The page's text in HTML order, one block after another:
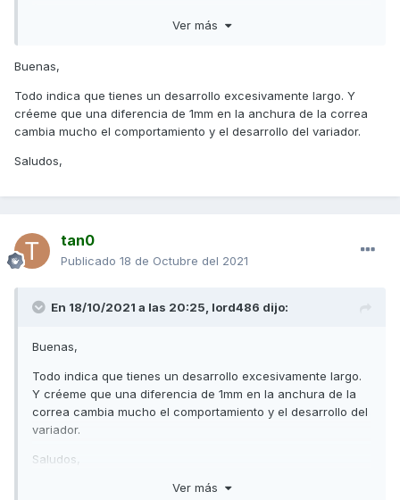
desarrollo muy largo y en pendientes le perdiera fuerza
los rodillos por unos de 14gr y ahora la llega a los 7500rpm
145 y con poca cuesta abajo coge los 8000 150kmh más o
menos total que se nota el cambio bastante a mejor pero
por lo que e leído la moto debería ir asin con los rodillos de
queda más que que sea la correa le e dicho pero me a
mucho lo de la anchura que la moto cambia mucho según
al final me parece que ni el se acordado de decírmelo ni yo
de preguntarle mañana le diré pero que es raro que ahora
con los rodillos de 14gr valla mejor mucho mejor corra más
Ver más
Buenas,
Todo indica que tienes un desarrollo excesivamente largo. Y
créeme que una diferencia de 1mm en la anchura de la correa
cambia mucho el comportamiento y el desarrollo del variador.
Saludos,
tan0
Publicado 18 de Octubre del 2021
En 18/10/2021 a las 20:25, lord486 dijo:
Buenas,
Todo indica que tienes un desarrollo excesivamente largo.
Y créeme que una diferencia de 1mm en la anchura de la
correa cambia mucho el comportamiento y el desarrollo del
variador.
Saludos,
Ver más